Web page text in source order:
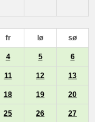
fr lø sø
4 5 6
11 12 13
18 19 20
25 26 27